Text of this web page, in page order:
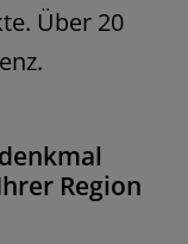
Über 20
Region